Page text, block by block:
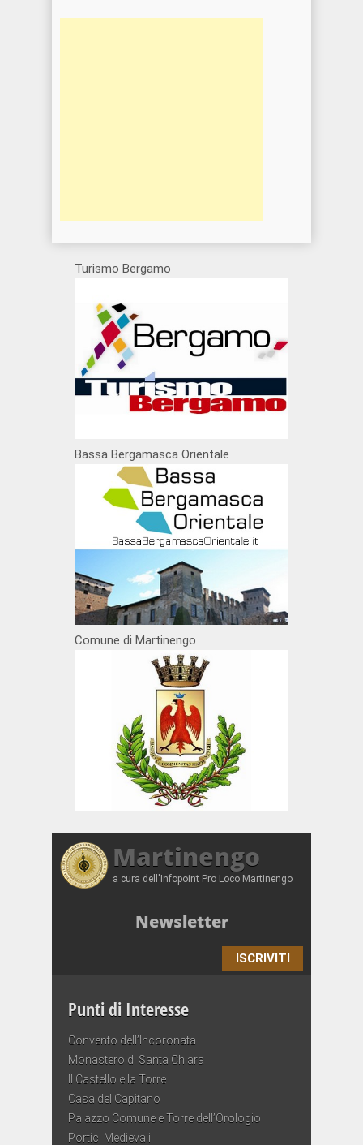
Turismo Bergamo
Bassa Bergamasca Orientale
Comune di Martinengo
Martinengo
a cura dell'Infopoint Pro Loco Martinengo
Newsletter
ISCRIVITI
Punti di Interesse
Convento dell’Incoronata
Monastero di Santa Chiara
Il Castello e la Torre
Casa del Capitano
Palazzo Comune e Torre dell’Orologio
Portici Medievali